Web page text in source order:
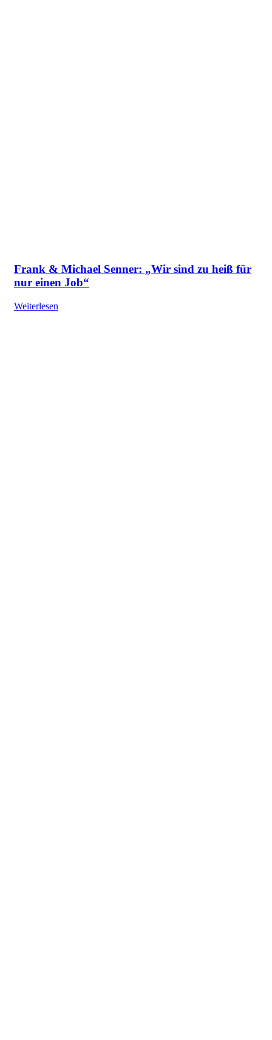
Frank & Michael Senner: „Wir sind zu heiß für
nur einen Job“
Weiterlesen